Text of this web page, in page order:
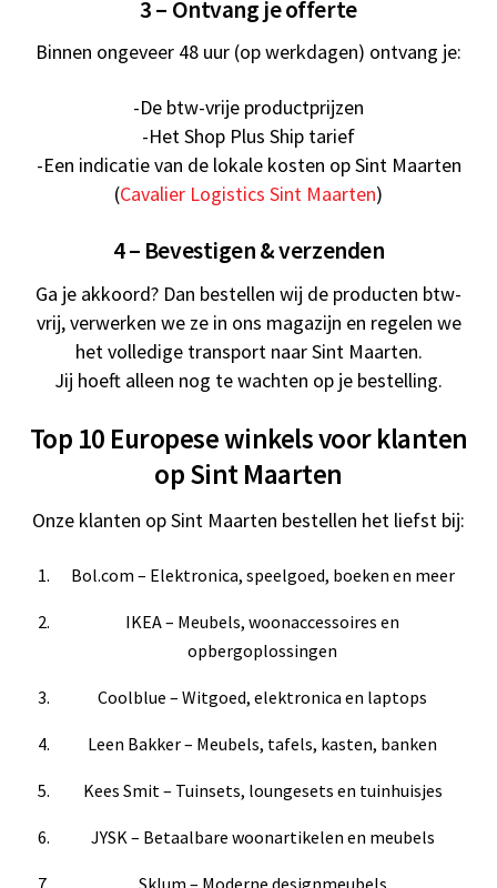
3 – Ontvang je offerte
Binnen ongeveer 48 uur (op werkdagen) ontvang je:
-De btw-vrije productprijzen
-Het Shop Plus Ship tarief
-Een indicatie van de lokale kosten op Sint Maarten
(Cavalier Logistics Sint Maarten)
4 – Bevestigen & verzenden
Ga je akkoord? Dan bestellen wij de producten btw-
vrij, verwerken we ze in ons magazijn en regelen we
het volledige transport naar Sint Maarten.
Jij hoeft alleen nog te wachten op je bestelling.
Top 10 Europese winkels voor klanten
op Sint Maarten
Onze klanten op Sint Maarten bestellen het liefst bij:
Bol.com – Elektronica, speelgoed, boeken en meer
IKEA – Meubels, woonaccessoires en
opbergoplossingen
Coolblue – Witgoed, elektronica en laptops
Leen Bakker – Meubels, tafels, kasten, banken
Kees Smit – Tuinsets, loungesets en tuinhuisjes
JYSK – Betaalbare woonartikelen en meubels